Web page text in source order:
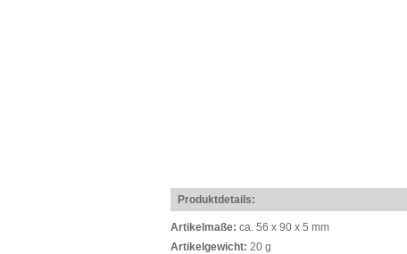
Produktdetails:
Artikelmaße: ca. 56 x 90 x 5 mm
Artikelgewicht: 20 g